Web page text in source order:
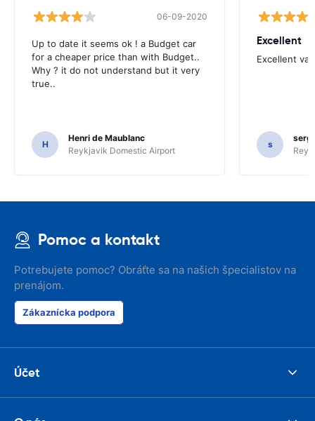
06-09-2020
Up to date it seems ok ! a Budget car
for a cheaper price than with Budget..
Why ? it do not understand but it very
true..
H
Henri de Maublanc
Reykjavik Domestic Airport
Excellent
Excellent
s
Pomoc a kontakt
Potrebujete pomoc? Obráťte sa na našich špecialistov na
prenájom.
Zákaznícka podpora
Účet